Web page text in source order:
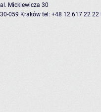
al. Mickiewicza 30
30-059 Kraków tel: +48 12 617 22 22